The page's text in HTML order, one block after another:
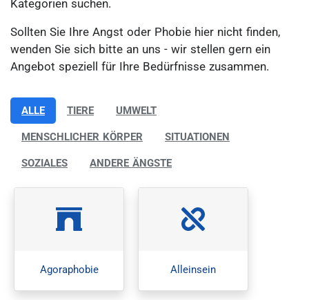
Kategorien suchen.
Sollten Sie Ihre Angst oder Phobie hier nicht finden,
wenden Sie sich bitte an uns - wir stellen gern ein
Angebot speziell für Ihre Bedürfnisse zusammen.
ALLE TIERE UMWELT
MENSCHLICHER KÖRPER SITUATIONEN
SOZIALES ANDERE ÄNGSTE
Agoraphobie Alleinsein